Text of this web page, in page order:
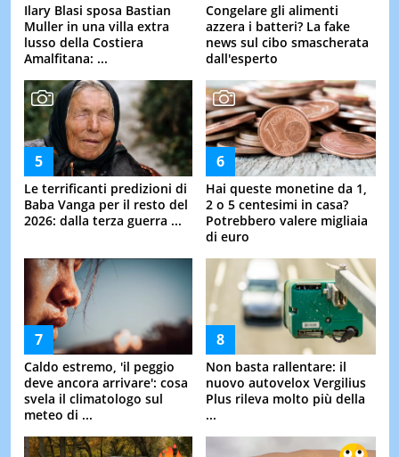
Ilary Blasi sposa Bastian
Muller in una villa extra
lusso della Costiera
Amalfitana: ...
Congelare gli alimenti
azzera i batteri? La fake
news sul cibo smascherata
dall'esperto
Le terrificanti predizioni di
Baba Vanga per il resto del
2026: dalla terza guerra ...
Hai queste monetine da 1,
2 o 5 centesimi in casa?
Potrebbero valere migliaia
di euro
Caldo estremo, 'il peggio
deve ancora arrivare': cosa
svela il climatologo sul
meteo di ...
Non basta rallentare: il
nuovo autovelox Vergilius
Plus rileva molto più della
...